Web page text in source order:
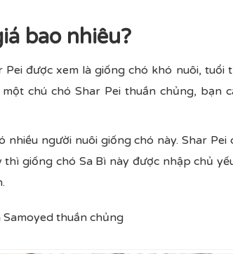
bao nhiêu?
được xem là giống chó khó nuôi, tuổi
chú chó Shar Pei thuần chủng, bạn
nhiều người nuôi giống chó này. Shar Pei
giống chó Sa Bì này được nhập chủ
Samoyed thuần chủng